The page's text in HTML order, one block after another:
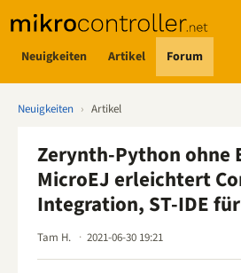
Neuigkeiten Artikel Forum
Neuigkeiten › Artikel
Zerynth-Python ohne
MicroEJ erleichtert
Integration, ST-IDE
Tam H. 2021-06-30 19:21